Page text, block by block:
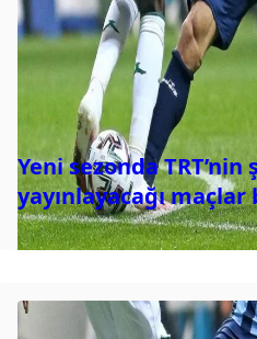
Yeni sezonda TRT’nin
yayınlayacağı